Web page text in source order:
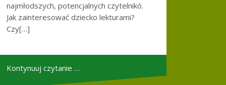
najmłodszych, potencjalnych czytelnikó.
Jak zainteresować dziecko lekturami?
Czy[…]
Kontynuuj czytanie …